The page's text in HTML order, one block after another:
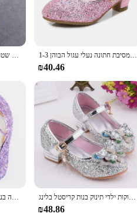
אביב ובסתיו 2023 בנות סנדלי נמוך העקב רדוד לחתוך נצנצים נסיכת נעליים שטוח נעלי פרל דקורטיבי הילדים בנות סגול עקבים גבוהים לילדים נסיכת אדום עור נעל נעלי ילדים של שמלת מסיבת חתונה נעלי עגול הבוהן 1-3CM
₪40.46
דיסני קפוא אלזה קריסטל נעלי סינדרלה בנות נסיכת נעלי ילדי קיץ סנדלי נסיכת נעלי תינוקות ילדי תינוק בנות קריסטל בלינג Bowknot יחיד סנדל מוצק אבזם רצועת ילדים של נעלי בנות B611
₪48.86